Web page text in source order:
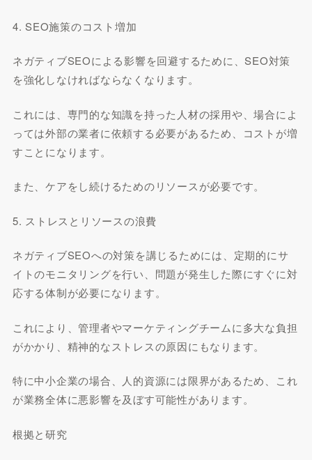
4. SEO施策のコスト増加
ネガティブSEOによる影響を回避するために、SEO対策
を強化しなければならなくなります。
これには、専門的な知識を持った人材の採用や、場合によ
っては外部の業者に依頼する必要があるため、コストが増
すことになります。
また、ケアをし続けるためのリソースが必要です。
5. ストレスとリソースの浪費
ネガティブSEOへの対策を講じるためには、定期的にサ
イトのモニタリングを行い、問題が発生した際にすぐに対
応する体制が必要になります。
これにより、管理者やマーケティングチームに多大な負担
がかかり、精神的なストレスの原因にもなります。
特に中小企業の場合、人的資源には限界があるため、これ
が業務全体に悪影響を及ぼす可能性があります。
根拠と研究